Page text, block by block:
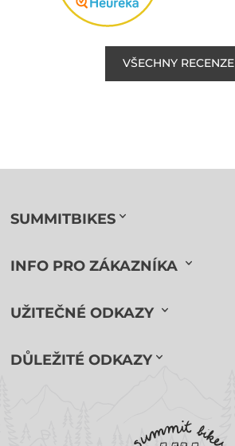
VŠECHNY RECENZE
SUMMITBIKES
INFO PRO ZÁKAZNÍKA
UŽITEČNÉ ODKAZY
DŮLEŽITÉ ODKAZY